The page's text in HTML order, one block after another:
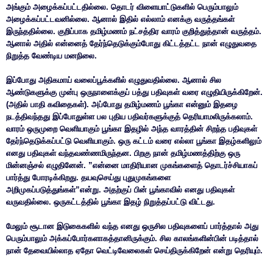
அங்கும் அழைக்கப்பட்டதில்லை. தொடர் விளையாட்டுகளில் பெரும்பாலும்
அழைக்கப்பட்டவனில்லை. ஆனால் இதில் எல்லாம் எனக்கு வருத்தங்கள்
இருந்ததில்லை. குறிப்பாக தமிழ்மணம் நட்சத்திர வாரம் குறித்துத்தான் வருத்தம்.
ஆனால் அதில் என்னைத் தேர்ந்தெடுக்கும்போது கிட்டத்தட்ட நான் எழுதுவதை
நிறுத்த வேண்டிய மனநிலை.
இப்போது அதிகமாய் வலைப்பூக்களில் எழுதுவதில்லை. ஆனால் சில
ஆண்டுகளுக்கு முன்பு ஒருநாளைக்குப் பத்து பதிவுகள் வரை எழுதியிருக்கிறேன்.
(அதில் பாதி கவிதைகள்). அப்போது தமிழ்மணம் பூங்கா என்னும் இதழை
நடத்திவந்தது இப்போதுள்ள பல புதிய பதிவர்களுக்குத் தெரியாமலிருக்கலாம்.
வாரம் ஒருமுறை வெளியாகும் பூங்கா இதழில் அந்த வாரத்தின் சிறந்த பதிவுகள்
தேர்ந்தெடுக்கப்பட்டு வெளியாகும். ஒரு கட்டம் வரை எல்லா பூங்கா இதழ்களிலும்
எனது பதிவுகள் வந்தவண்ணமிருந்தன. பிறகு நான் தமிழ்மணத்திற்கு ஒரு
மின்னஞ்சல் எழுதினேன். ”என்னை மாதிரியான முகங்களைத் தொடர்ச்சியாகப்
பார்த்து போரடிக்கிறது. தயவுசெய்து புதுமுகங்களை
அறிமுகப்படுத்துங்கள்”என்று. அதற்குப் பின் பூங்காவில் எனது பதிவுகள்
வருவதில்லை. ஒருகட்டத்தில் பூங்கா இதழ் நிறுத்தப்பட்டு விட்டது.
மேலும் சூடான இடுகைகளில் வந்த எனது ஒருசில பதிவுகளைப் பார்த்தால் அது
பெரும்பாலும் அக்கப்போர்களாகத்தானிருக்கும். சில காலங்களின்பின் படித்தால்
நான் தேவையில்லாத ஏதோ வெட்டிவேலைகள் செய்திருக்கிறேன் என்று தெரியும்.